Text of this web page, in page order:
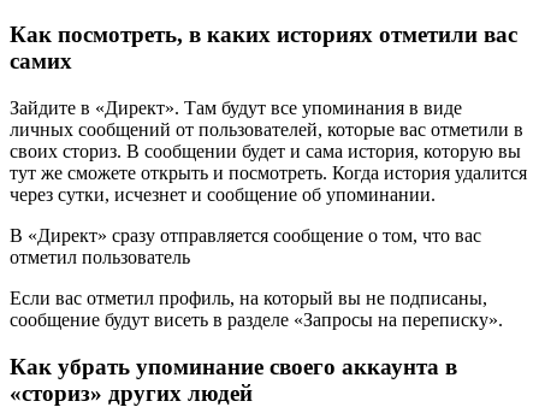
Как посмотреть, в каких историях отметили вас
самих
Зайдите в «Директ». Там будут все упоминания в виде
личных сообщений от пользователей, которые вас отметили в
своих сториз. В сообщении будет и сама история, которую вы
тут же сможете открыть и посмотреть. Когда история удалится
через сутки, исчезнет и сообщение об упоминании.
В «Директ» сразу отправляется сообщение о том, что вас
отметил пользователь
Если вас отметил профиль, на который вы не подписаны,
сообщение будут висеть в разделе «Запросы на переписку».
Как убрать упоминание своего аккаунта в
«сториз» других людей